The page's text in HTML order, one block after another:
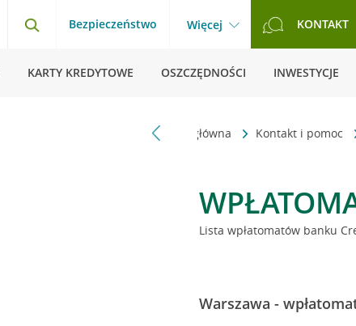
Bezpieczeństwo Więcej KONTAKT
KARTY KREDYTOWE OSZCZĘDNOŚCI INWESTYCJE
Strona główna Kontakt i pomoc
Lista wpłatomatów banku
Warszawa -